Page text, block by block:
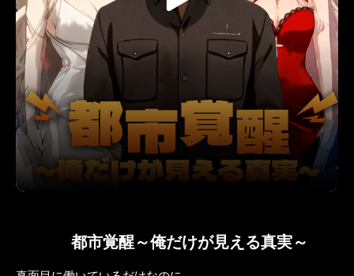
都市覚醒～俺だけが見える真実～